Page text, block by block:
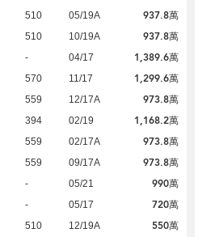
510 05/19A 937.8萬
510 10/19A 937.8萬
- 04/17 1,389.6萬
570 11/17 1,299.6萬
559 12/17A 973.8萬
394 02/19 1,168.2萬
559 02/17A 973.8萬
559 09/17A 973.8萬
- 05/21 990萬
- 05/17 720萬
510 12/19A 550萬